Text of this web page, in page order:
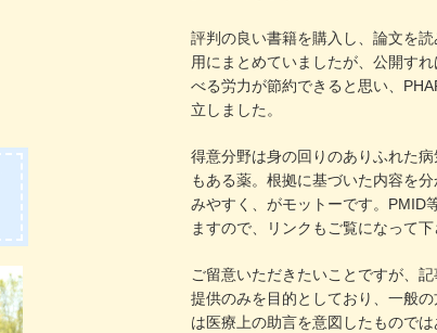
評判の良い書籍を購入し、論文を
用にまとめていましたが、公開す
べる労力が節約できると思い、
立しました。
得意分野は身の回りのありふれた
もある薬。根拠に基づいた内容を
みやすく、がモットーです。PMID
ますので、リンクもご覧になって下
ご留意いただきたいことですが、
提供のみを目的としており、一般
は医療上の助言を意図したものでは